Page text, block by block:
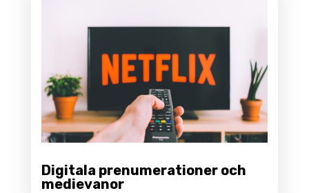
Digitala prenumerationer och
medievanor